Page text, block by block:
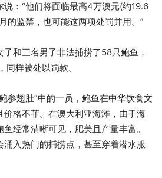
说：“他们将面临最高4万澳元(约19.6
的监禁，也可能这两项处罚并用。”
和三名男子非法捕捞了58只鲍鱼，
样被处以罚款。
参翅肚”中的一员，鲍鱼在中华饮食文
价格不菲。在澳大利亚海滩，由于海
经常清晰可见，肥美且产量丰富。
入热门的捕捞点，甚至穿着潜水服